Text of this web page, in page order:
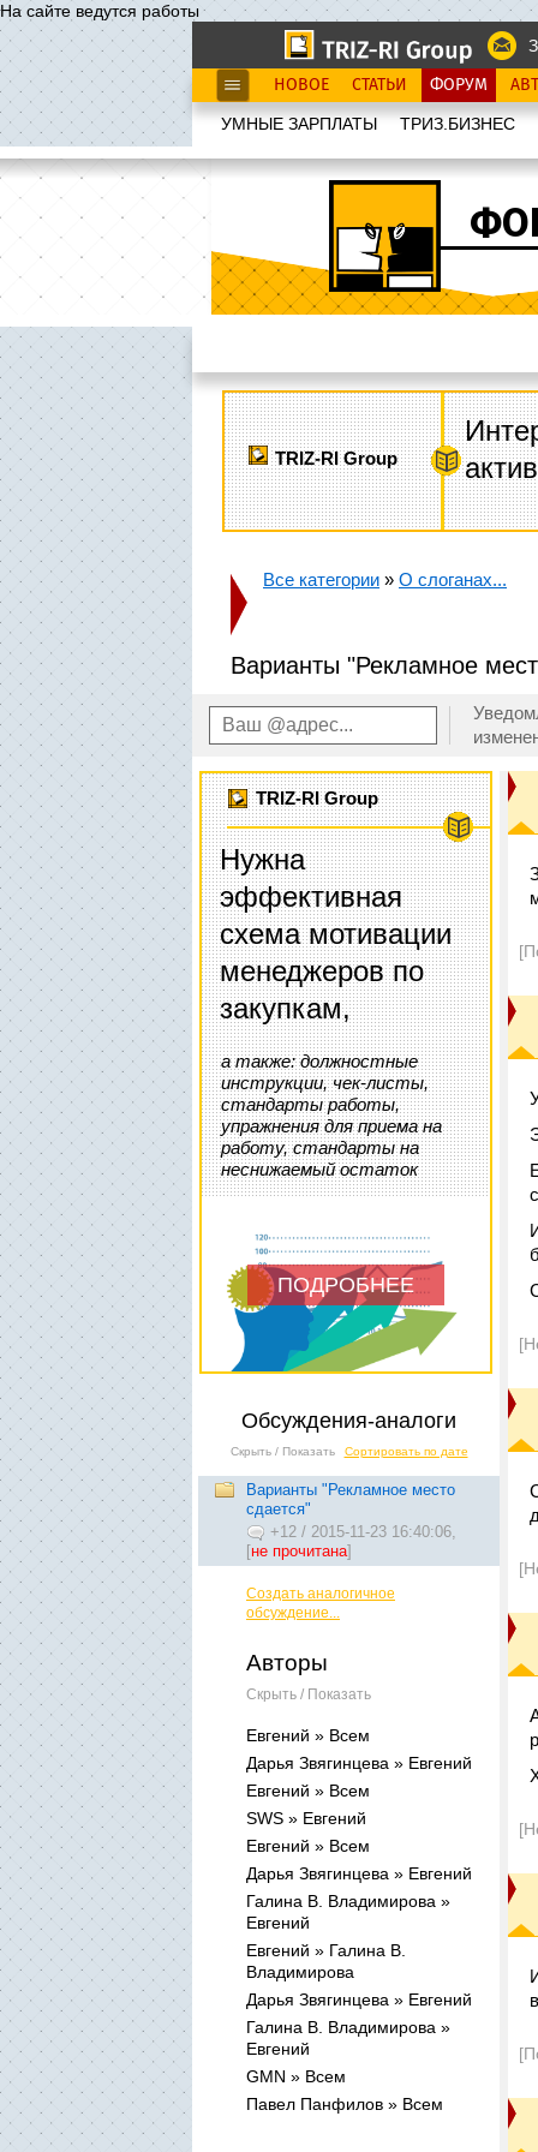
На сайте ведутся работы
НОВОЕ СТАТЬИ ФОРУМ
УМНЫЕ ЗАРПЛАТЫ ТРИЗ.БИЗНЕС
TRIZ-RI Group
Все категории » О слоганах...
Варианты "Рекламное
TRIZ-RI Group
Нужна
эффективная
схема мотивации
менеджеров по
закупкам,
а также: должностные
инструкции, чек-листы,
стандарты работы,
упражнения для приема на
работу, стандарты на
неснижаемый остаток
ПОДРОБНЕЕ
Обсуждения-аналоги
Скрыть / Показать Сортировать по дате
Варианты "Рекламное место
сдается"
+12 / 2015-11-23 16:40:06,
[не прочитана]
Создать аналогичное
обсуждение...
Авторы
Скрыть / Показать
Евгений » Всем
Дарья Звягинцева » Евгений
Евгений » Всем
SWS » Евгений
Евгений » Всем
Дарья Звягинцева » Евгений
Галина В. Владимирова »
Евгений
Евгений » Галина В.
Владимирова
Дарья Звягинцева » Евгений
Галина В. Владимирова »
Евгений
GMN » Всем
Павел Панфилов » Всем